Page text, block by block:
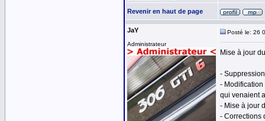
Revenir en haut de page
JaY
Administrateur
Posté le: 26
Mise à jour
-
-
qui venaient
- Mise à jour
- Corrections